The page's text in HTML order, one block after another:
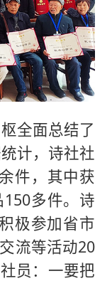
全面总结了
计，诗社社
件，其中获
多件。诗
极参加省市
流等活动20
员：一要把